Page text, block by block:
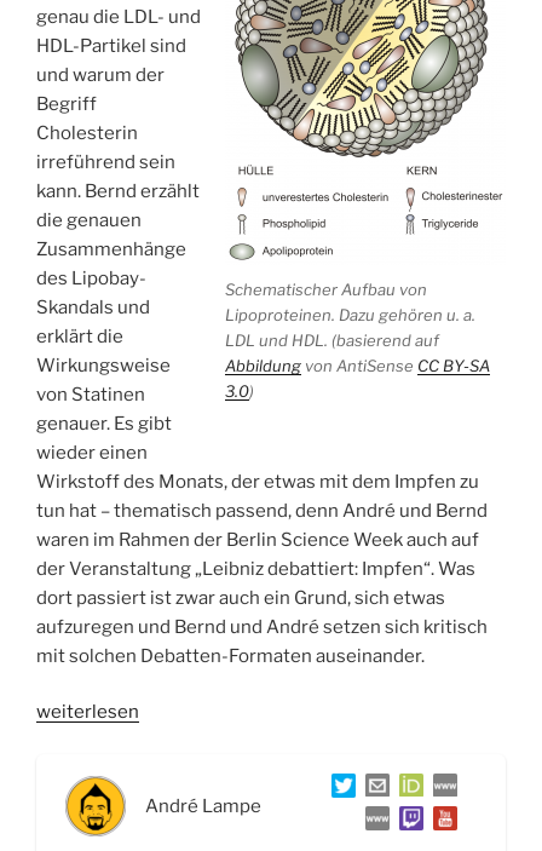
Schematischer Aufbau von
Lipoproteinen. Dazu gehören u. a.
LDL und HDL. (basierend auf
Abbildung von AntiSense CC BY-SA
3.0)
genau die LDL- und
HDL-Partikel sind
und warum der
Begriff
Cholesterin
irreführend sein
kann. Bernd erzählt
die genauen
Zusammenhänge
des Lipobay-
Skandals und
erklärt die
Wirkungsweise
von Statinen
genauer. Es gibt
wieder einen
Wirkstoff des Monats, der etwas mit dem Impfen zu
tun hat – thematisch passend, denn André und Bernd
waren im Rahmen der Berlin Science Week auch auf
der Veranstaltung „Leibniz debattiert: Impfen“. Was
dort passiert ist zwar auch ein Grund, sich etwas
aufzuregen und Bernd und André setzen sich kritisch
mit solchen Debatten-Formaten auseinander.
„WSR026
Statine,
Impfen
weiterlesen
André Lampe